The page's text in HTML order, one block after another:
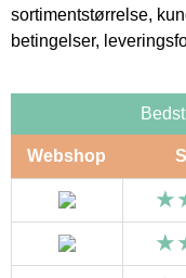
sortimentstørrelse,
betingelser,
Webshop